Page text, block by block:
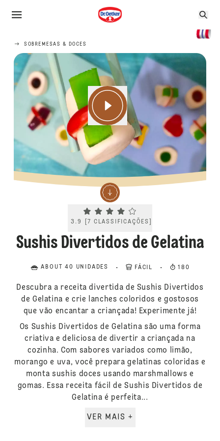
SOBREMESAS & DOCES
Current rating 3.9. Click to rate.
3.9 7 CLASSIFICAÇÕES
Sushis Divertidos de Gelatina
ABOUT 40 UNIDADES FÁCIL 180
Descubra a receita divertida de Sushis Divertidos
de Gelatina e crie lanches coloridos e gostosos
que vão encantar a criançada! Experimente já!
Os Sushis Divertidos de Gelatina são uma forma
criativa e deliciosa de divertir a criançada na
cozinha. Com sabores variados como limão,
morango e uva, você prepara gelatinas coloridas e
monta sushis doces usando marshmallows e
gomas. Essa receita fácil de Sushis Divertidos de
Gelatina é perfeita...
VER MAIS +